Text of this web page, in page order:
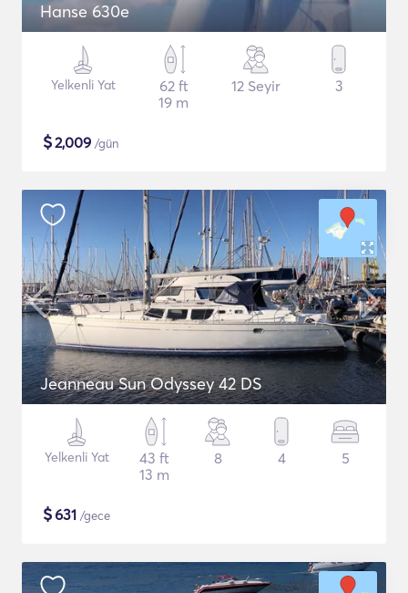
Hanse 630e
Yelkenli Yat
62 ft
19 m
12 Seyir 3
$2,009 /gün
Jeanneau Sun Odyssey 42 DS
Yelkenli Yat
43 ft
13 m
8 4 5
$631 /gece